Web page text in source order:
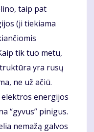
taip pat
(ji tiekiama
tik tuo metu,
yra rusų
ne už ačiū.
energijos
“gyvus” pinigus.
nemažą galvos